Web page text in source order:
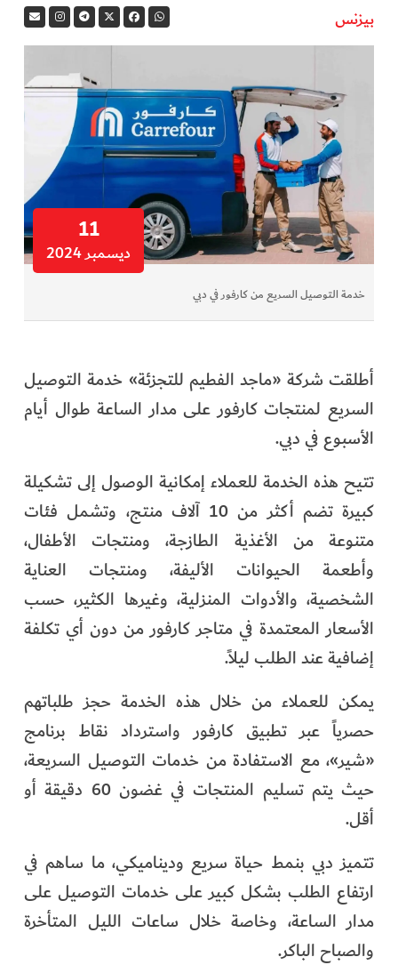
في المرمى
فن وثقافة
كوكب دبي
تقارير الخور
فيديو
أبناء الديرة
الفرجان
تكنولوجيا
من العالم
الأكثر قراءة
بيزنس
11
ديسمبر 2024
خدمة التوصيل السريع من كارفور في دبي
أطلقت شركة «ماجد الفطيم للتجزئة» خدمة التوصيل
السريع لمنتجات كارفور على مدار الساعة طوال أيام
الأسبوع في دبي.
تتيح هذه الخدمة للعملاء إمكانية الوصول إلى تشكيلة
كبيرة تضم أكثر من 10 آلاف منتج، وتشمل فئات
متنوعة من الأغذية الطازجة، ومنتجات الأطفال،
وأطعمة الحيوانات الأليفة، ومنتجات العناية
الشخصية، والأدوات المنزلية، وغيرها الكثير، حسب
الأسعار المعتمدة في متاجر كارفور من دون أي تكلفة
إضافية عند الطلب ليلاً.
يمكن للعملاء من خلال هذه الخدمة حجز طلباتهم
حصرياً عبر تطبيق كارفور واسترداد نقاط برنامج
«شير»، مع الاستفادة من خدمات التوصيل السريعة،
حيث يتم تسليم المنتجات في غضون 60 دقيقة أو
أقل.
تتميز دبي بنمط حياة سريع وديناميكي، ما ساهم في
ارتفاع الطلب بشكل كبير على خدمات التوصيل على
مدار الساعة، وخاصة خلال ساعات الليل المتأخرة
والصباح الباكر.